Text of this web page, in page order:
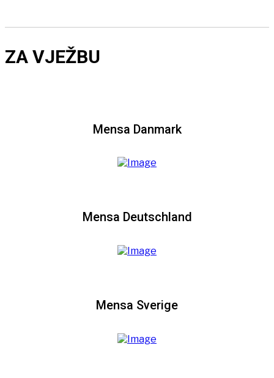
ZA VJEŽBU
Mensa Danmark
Mensa Deutschland
Mensa Sverige